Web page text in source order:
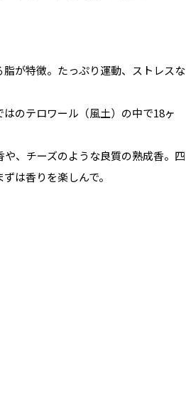
が特徴。たっぷり運動、ストレスな
のテロワール（風土）の中で18ヶ
、チーズのような良質の熟成香。四
は香りを楽しんで。